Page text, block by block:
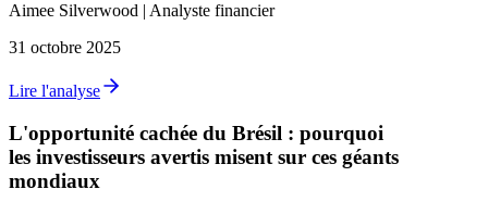
Aimee Silverwood | Analyste financier
31 octobre 2025
Lire l'analyse
L'opportunité cachée du Brésil : pourquoi
les investisseurs avertis misent sur ces géants
mondiaux